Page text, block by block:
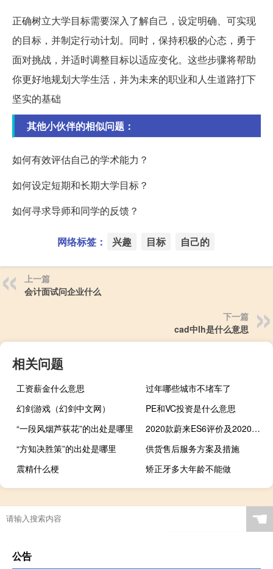
正确树立大学目标需要深入了解自己，设定明确、可实现
的目标，并制定行动计划。同时，保持积极的心态，勇于
面对挑战，并适时调整目标以适应变化。这些步骤将帮助
你更好地规划大学生活，并为未来的职业和人生道路打下
坚实的基础
其他小伙伴的相似问题：
如何有效评估自己的学术能力？
如何设定短期和长期大学目标？
如何寻求导师和同学的反馈？
网络标签： 兴趣 目标 自己的
上一篇
会计面试问企业什么
下一篇
cad中lh是什么意思
相关问题
工资薪金什么意思
过年哪些城市不堵车了
幻剑游戏（幻剑中文网）
PE和VC投资是什么意思
“一段风烟芦荻花”的出处是哪里
2020款蔚来ES6评价及2020款蔚来ES6性能如何
“方知决胜策”的出处是哪里
供货售后服务方案及措施
震精什么梗
矫正牙多大年龄不能做
☚
公告